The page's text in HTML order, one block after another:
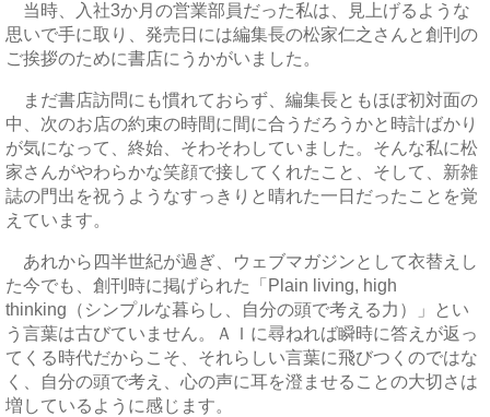
当時、入社3か月の営業部員だった私は、見上げるような
思いで手に取り、発売日には編集長の松家仁之さんと創刊の
ご挨拶のために書店にうかがいました。
まだ書店訪問にも慣れておらず、編集長ともほぼ初対面の
中、次のお店の約束の時間に間に合うだろうかと時計ばかり
が気になって、終始、そわそわしていました。そんな私に松
家さんがやわらかな笑顔で接してくれたこと、そして、新雑
誌の門出を祝うようなすっきりと晴れた一日だったことを覚
えています。
あれから四半世紀が過ぎ、ウェブマガジンとして衣替えし
た今でも、創刊時に掲げられた「Plain living, high
thinking（シンプルな暮らし、自分の頭で考える力）」とい
う言葉は古びていません。ＡＩに尋ねれば瞬時に答えが返っ
てくる時代だからこそ、それらしい言葉に飛びつくのではな
く、自分の頭で考え、心の声に耳を澄ませることの大切さは
増しているように感じます。